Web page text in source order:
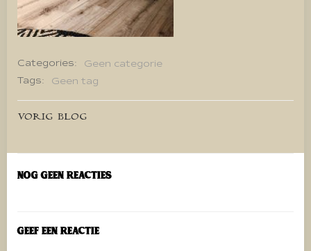
Categories:
Geen categorie
Tags:
Geen tag
Bericht
navigatie
VORIG BLOG
Nog geen reacties
Geef een reactie